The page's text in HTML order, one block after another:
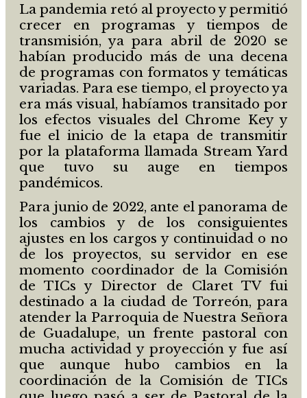
La pandemia retó al proyecto y permitió
crecer en programas y tiempos de
transmisión, ya para abril de 2020 se
habían producido más de una decena
de programas con formatos y temáticas
variadas. Para ese tiempo, el proyecto ya
era más visual, habíamos transitado por
los efectos visuales del Chrome Key y
fue el inicio de la etapa de transmitir
por la plataforma llamada Stream Yard
que tuvo su auge en tiempos
pandémicos.
Para junio de 2022, ante el panorama de
los cambios y de los consiguientes
ajustes en los cargos y continuidad o no
de los proyectos, su servidor en ese
momento coordinador de la Comisión
de TICs y Director de Claret TV fui
destinado a la ciudad de Torreón, para
atender la Parroquia de Nuestra Señora
de Guadalupe, un frente pastoral con
mucha actividad y proyección y fue así
que aunque hubo cambios en la
coordinación de la Comisión de TICs